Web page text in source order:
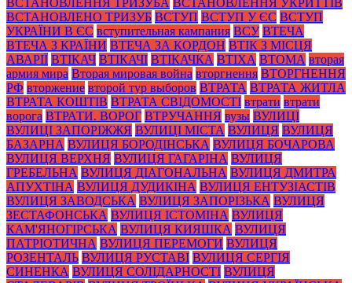
ВСТАНОВЛЕНО ТРИЗУБ ВСТУП ВСТУП У ЄС ВСТУП
УКРАЇНИ В ЄС вступительная кампания ВСУ ВТЕЧА
ВТЕЧА З КРАЇНИ ВТЕЧА ЗА КОРДОН ВТІК З МІСЦЯ
АВАРІЇ ВТІКАЧ ВТІКАЧІ ВТІКАЧКА ВТІХА ВТОМА вторая
армия мира Вторая мировая война вторгнення ВТОРГНЕННЯ
РФ вторжение второй тур выборов ВТРАТА ВТРАТА ЖИТЛА
ВТРАТА КОШТІВ ВТРАТА СВІДОМОСТІ втрати втрати
ворога ВТРАТИ. ВОРОГ ВТРУЧАННЯ вузы ВУЛИЦІ
ВУЛИЦІ ЗАПОРІЖЖЯ ВУЛИЦІ МІСТА ВУЛИЦЯ ВУЛИЦЯ
БАЗАРНА ВУЛИЦЯ БОРОДІНСЬКА ВУЛИЦЯ БОЧАРОВА
ВУЛИЦЯ ВЕРХНЯ ВУЛИЦЯ ГАГАРІНА ВУЛИЦЯ
ГРЕБЕЛЬНА ВУЛИЦЯ ДІАГОНАЛЬНА ВУЛИЦЯ ДМИТРА
АПУХТІНА ВУЛИЦЯ ДУДИКІНА ВУЛИЦЯ ЕНТУЗІАСТІВ
ВУЛИЦЯ ЗАВОДСЬКА ВУЛИЦЯ ЗАПОРІЗЬКА ВУЛИЦЯ
ЗЕСТАФОНСЬКА ВУЛИЦЯ ІСТОМІНА ВУЛИЦЯ
КАМ'ЯНОГІРСЬКА ВУЛИЦЯ КИЯШКА ВУЛИЦЯ
ПАТРІОТИЧНА ВУЛИЦЯ ПЕРЕМОГИ ВУЛИЦЯ
РОЗЕНТАЛЬ ВУЛИЦЯ РУСТАВІ ВУЛИЦЯ СЕРГІЯ
СИНЕНКА ВУЛИЦЯ СОЛІДАРНОСТІ ВУЛИЦЯ